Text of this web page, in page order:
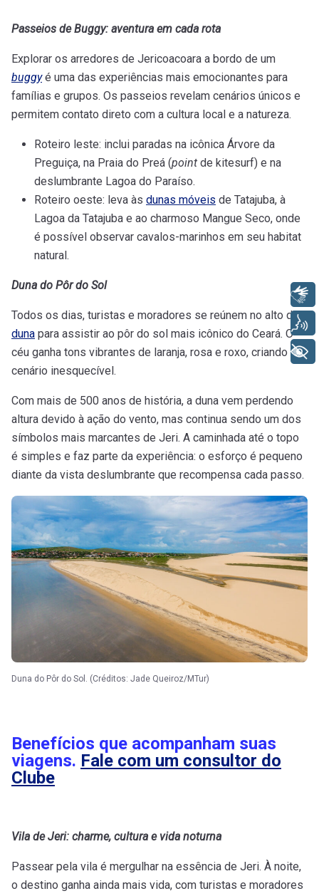
Passeios de Buggy: aventura em cada rota
Explorar os arredores de Jericoacoara a bordo de um
buggyé uma das experiências mais emocionantes para
famílias e grupos. Os passeios revelam cenários únicos e
permitem contato direto com a cultura local e a natureza.
Roteiro leste: inclui paradas na icônica Árvore da
Preguiça, na Praia do Preá (point de kitesurf) e na
deslumbrante Lagoa do Paraíso.
Roteiro oeste: leva às dunas móveis de Tatajuba, à
Lagoa da Tatajuba e ao charmoso Mangue Seco, onde
é possível observar cavalos-marinhos em seu habitat
natural.
Duna do Pôr do Sol
Todos os dias, turistas e moradores se reúnem no alto da
duna para assistir ao pôr do sol mais icônico do Ceará. O
céu ganha tons vibrantes de laranja, rosa e roxo, criando um
cenário inesquecível.
Com mais de 500 anos de história, a duna vem perdendo
altura devido à ação do vento, mas continua sendo um dos
símbolos mais marcantes de Jeri. A caminhada até o topo
é simples e faz parte da experiência: o esforço é pequeno
diante da vista deslumbrante que recompensa cada passo.
Duna do Pôr do Sol. (Créditos: Jade Queiroz/MTur)
Benefícios que acompanham suas
viagens. Fale com um consultor do
Clube
Vila de Jeri: charme, cultura e vida noturna
Passear pela vila é mergulhar na essência de Jeri. À noite,
o destino ganha ainda mais vida, com turistas e moradores
Voz
+ Acessibilidade